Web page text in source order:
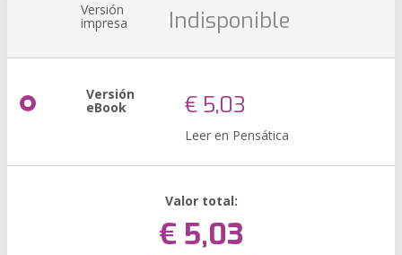
Versión
impresa Indisponible
Versión
eBook € 5,03
Leer en Pensática
Valor total:
€ 5,03